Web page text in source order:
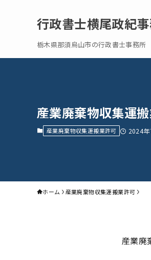
行政書士横尾政紀
栃木県那須烏山市の行政書士事務所
産業廃棄物収集運
産業廃棄物収集運搬業許可 2024
ホーム 産業廃棄物収集運搬業許可
産業廃